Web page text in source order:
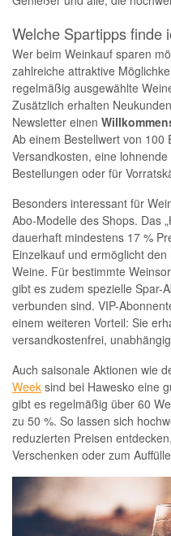
Welche Spartipps finde
Wer beim Weinkauf sparen
zahlreiche attraktive
regelmäßig ausgewählte
Zusätzlich erhalten
Newsletter einen
Ab einem Bestellwert von
Versandkosten, eine
Bestellungen oder für
Besonders interessant für
Abo-Modelle des Shops. Das
dauerhaft mindestens 17 %
Einzelkauf und ermöglicht
Weine. Für bestimmte
gibt es zudem spezielle Spar-
verbunden sind. VIP-
einem weiteren Vorteil: Sie
versandkostenfrei,
Auch saisonale Aktionen wie
Week sind bei Hawesko eine
gibt es regelmäßig über 60
zu 50 %. So lassen sich
reduzierten Preisen
Verschenken oder zum